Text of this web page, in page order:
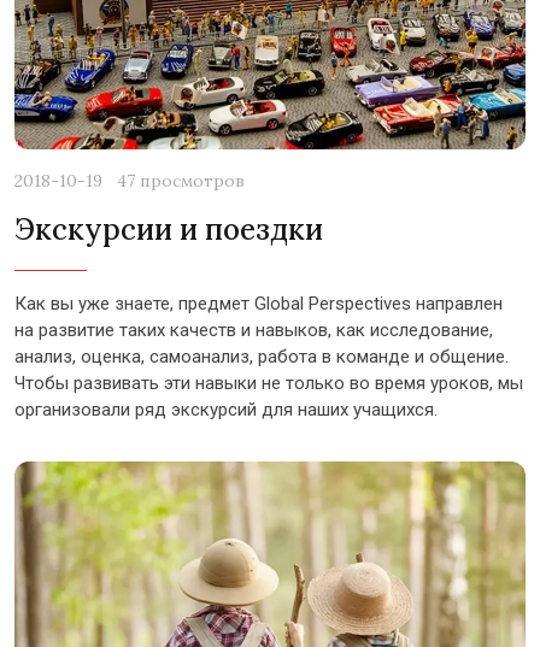
2018-10-19 47 просмотров
Экскурсии и поездки
Как вы уже знаете, предмет Global Perspectives направлен
на развитие таких качеств и навыков, как исследование,
анализ, оценка, самоанализ, работа в команде и общение.
Чтобы развивать эти навыки не только во время уроков, мы
организовали ряд экскурсий для наших учащихся.